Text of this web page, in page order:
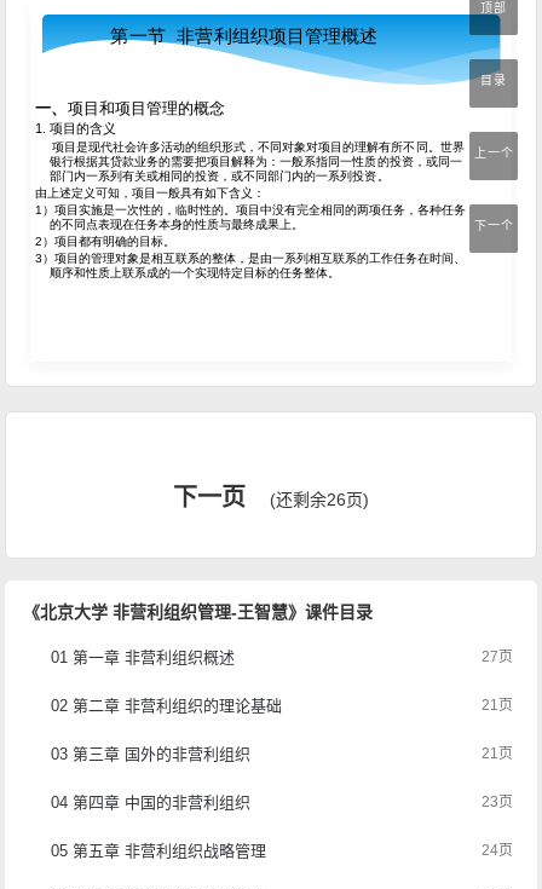
下一页 (还剩余26页)
《北京大学 非营利组织管理-王智慧》课件目录
01 第一章 非营利组织概述 27页
02 第二章 非营利组织的理论基础 21页
03 第三章 国外的非营利组织 21页
04 第四章 中国的非营利组织 23页
05 第五章 非营利组织战略管理 24页
顶部
目录
上一个
下一个